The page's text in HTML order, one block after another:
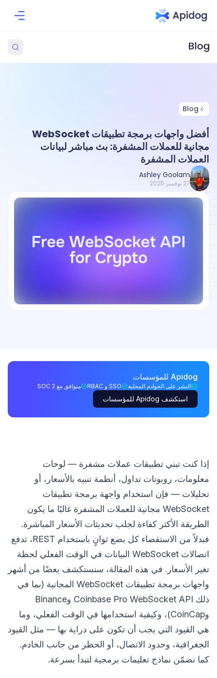
Blog
أفضل واجهات برمجة تطبيقات WebSocket
مجانية للعملات المشفرة: بث مباشر لبيانات
العملات المشفرة
Ashley Goolam
27 نوفمبر 2025
Apidog للمؤسسات
النشر على الخوادم المحلية SSO و RBAC متوافق مع SOC 2
استكشف Apidog للمؤسسات
إذا كنت تبني تطبيقات عملات مشفرة — لوحات
معلومات، روبوتات تداول، أنظمة تنبيه بالأسعار، أو
تحليلات — فإن استخدام واجهة برمجة تطبيقات
WebSocket مجانية للعملات المشفرة غالبًا ما يكون
الطريقة الأكثر كفاءة لجلب تحديثات الأسعار المباشرة.
فبدلاً من الاستقصاء كل بضع ثوانٍ باستخدام REST، تدفع
اتصالات WebSocket البيانات في الوقت الفعلي لحظة
تغير الأسعار. في هذه المقالة، سنستكشف بعضًا من أشهر
واجهات برمجة تطبيقات WebSocket المجانية (بما في
ذلك Coinbase Pro WebSocket API وBinance
وCoinCap)، وكيفية استخدامها في الوقت الفعلي، وما
هي القيود التي يجب أن تكون على دراية بها — مثل القيود
الجغرافية، وحدود الاتصال، أو الحظر من جانب الخادم.
كما نضمّن نماذج تعليمات برمجية لتبدأ بسرعة.